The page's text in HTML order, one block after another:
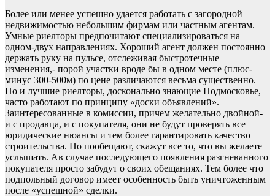
Более или менее успешно удается работать с загородной
недвижимостью небольшим фирмам или частным агентам.
Умные риелторы предпочитают специализироваться на
одном-двух направлениях. Хороший агент должен постоянно
держать руку на пульсе, отслеживая быстротечные
изменения,- порой участки вроде бы в одном месте (плюс-
минус 300-500м) по цене различаются весьма существенно.
Но и лучшие риелторы, досконально знающие Подмосковье,
часто работают по принципу «доски объявлений».
Заинтересованные в комиссии, причем желательно двойной-
и с продавца, и с покупателя, они не будут проверять все
юридические нюансы и тем более гарантировать качество
строительства. Но пообещают, скажут все то, что вы желаете
услышать. Ав случае последующего появления разгневанного
покупателя просто забудут о своих обещаниях. Тем более что
подпольный договор имеет особенность быть уничтоженным
после «успешной» сделки.